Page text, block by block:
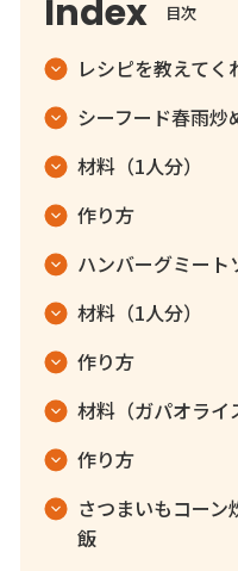
目次
レシピを教えてく
シーフード春雨炒
材料（1人分）
作り方
ハンバーグミート
材料（1人分）
作り方
材料（ガパオライ
作り方
さつまいもコーン
飯